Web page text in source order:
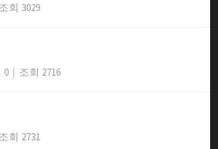
조회 3029
0 | 조회 2716
조회 2731